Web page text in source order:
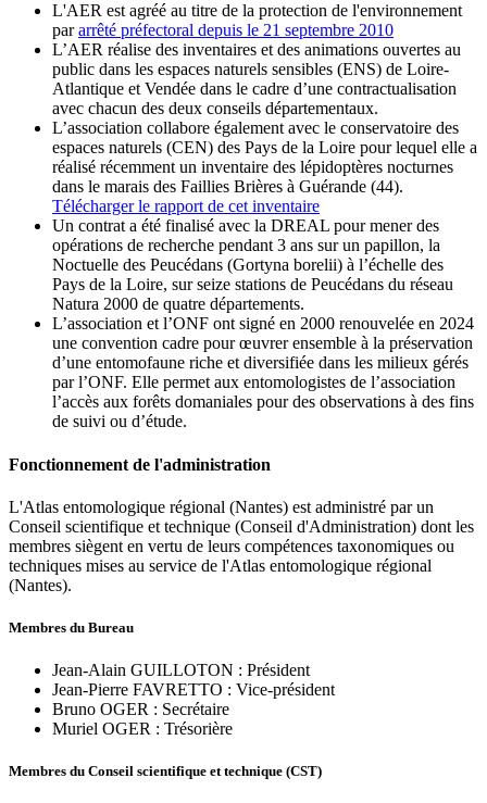
L'AER est agréé au titre de la protection de l'environnement
pararrêté préfectoral depuis le 21 septembre 2010
L’AER réalise des inventaires et des animations ouvertes au
public dans les espaces naturels sensibles (ENS) de Loire-
Atlantique et Vendée dans le cadre d’une contractualisation
avec chacun des deux conseils départementaux.
L’association collabore également avec le conservatoire des
espaces naturels (CEN) des Pays de la Loire pour lequel elle a
réalisé récemment un inventaire des lépidoptères nocturnes
dans le marais des Faillies Brières à Guérande (44).
Télécharger le rapport de cet inventaire
Un contrat a été finalisé avec la DREAL pour mener des
opérations de recherche pendant 3 ans sur un papillon, la
Noctuelle des Peucédans (Gortyna borelii) à l’échelle des
Pays de la Loire, sur seize stations de Peucédans du réseau
Natura 2000 de quatre départements.
L’association et l’ONF ont signé en 2000 renouvelée en 2024
une convention cadre pour œuvrer ensemble à la préservation
d’une entomofaune riche et diversifiée dans les milieux gérés
par l’ONF. Elle permet aux entomologistes de l’association
l’accès aux forêts domaniales pour des observations à des fins
de suivi ou d’étude.
Fonctionnement de l'administration
L'Atlas entomologique régional (Nantes) est administré par un
Conseil scientifique et technique (Conseil d'Administration) dont les
membres siègent en vertu de leurs compétences taxonomiques ou
techniques mises au service de l'Atlas entomologique régional
(Nantes).
Membres du Bureau
Jean-Alain GUILLOTON : Président
Jean-Pierre FAVRETTO : Vice-président
Bruno OGER : Secrétaire
Muriel OGER : Trésorière
Membres du Conseil scientifique et technique (CST)